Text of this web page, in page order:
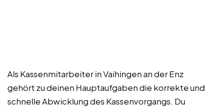
Als Kassenmitarbeiter in Vaihingen an der Enz
gehört zu deinen Hauptaufgaben die korrekte und
schnelle Abwicklung des Kassenvorgangs. Du